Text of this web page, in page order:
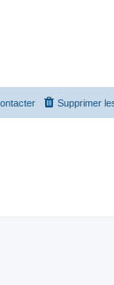
Supprimer